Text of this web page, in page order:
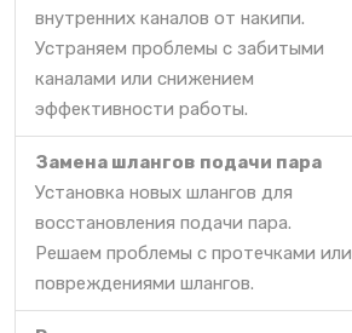
внутренних каналов от накипи.
Устраняем проблемы с забитыми
каналами или снижением
эффективности работы.
Замена шлангов подачи пара
Установка новых шлангов для
восстановления подачи пара.
Решаем проблемы с протечками или
повреждениями шлангов.